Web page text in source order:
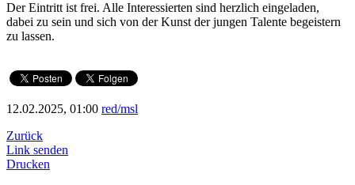
Der Eintritt ist frei. Alle Interessierten sind herzlich eingeladen,
dabei zu sein und sich von der Kunst der jungen Talente begeistern
zu lassen.
12.02.2025, 01:00 red/msl
Zurück
Link senden
Drucken